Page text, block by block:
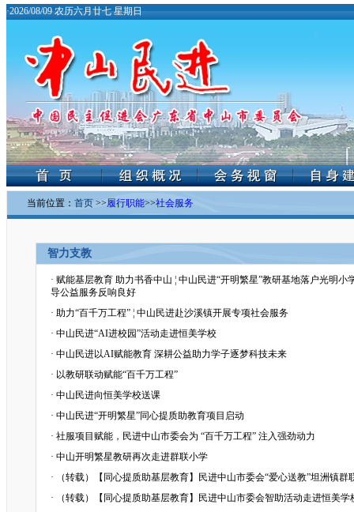
·2026/08/09 农历六月廿七 星期日
当前位置： 首页 >>履行职能>>社会服务
智力支教
· 赋能基层教育 助力书香中山 ¦ 中山民进“开明繁星”教研基地落户光明小
导公益服务反响良好
· 助力“百千万工程” ¦ 中山民进赴沙溪镇开展专项社会服务
· 中山民进“AI进校园”活动走进恒美学校
· 中山民进以AI赋能教育 深耕公益助力学子逐梦科技未来
· 以教研联动赋能“百千万工程”
· 中山民进向恒美学校送课
· 中山民进“开明繁星”同心提质助教育项目启动
· 社服项目赋能，民进中山市委会为 “百千万工程” 注入强劲动力
· 中山开明繁星教研再次走进群联小学
·
（转载）【同心提质助基层教育】民进中山市委会“爱心送教”坦洲镇群
·
（转载）【同心提质助基层教育】民进中山市委会智助活动走进恒美学